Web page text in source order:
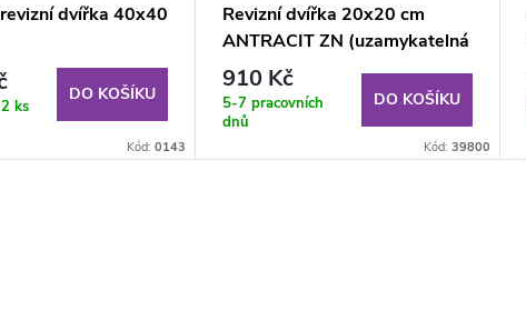
dvířka 40x40
2 ks
DO KOŠÍKU
Kód: 0143
Revizní dvířka 20x20 cm
ANTRACIT ZN (uzamykatelná
na klíč)
910 Kč
5-7 pracovních
dnů
DO KOŠÍKU
Kód: 39800